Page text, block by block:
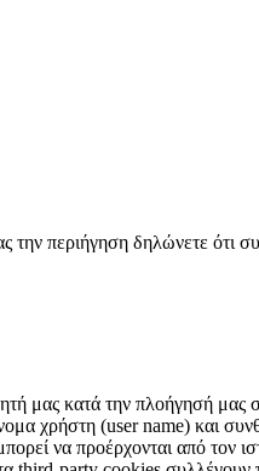
την περιήγηση δηλώνετε ότι
μας κατά την πλοήγησή μας
χρήστη (user name) και
να προέρχονται από τον